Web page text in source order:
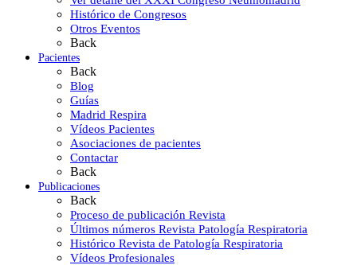
Histórico de Congresos
Otros Eventos
Back
Pacientes
Back
Blog
Guías
Madrid Respira
Vídeos Pacientes
Asociaciones de pacientes
Contactar
Back
Publicaciones
Back
Proceso de publicación Revista
Últimos números Revista Patología Respiratoria
Histórico Revista de Patología Respiratoria
Vídeos Profesionales